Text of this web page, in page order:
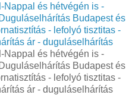
Nappal és hétvégén is -
Budapest és
- lefolyó tisztitas -
ár - duguláselhárítás
Nappal és hétvégén is -
Budapest és
- lefolyó tisztitas -
ár - duguláselhárítás